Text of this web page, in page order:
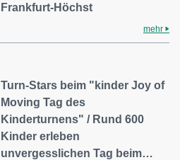
Frankfurt-Höchst
mehr
Turn-Stars beim "kinder Joy of
Moving Tag des
Kinderturnens" / Rund 600
Kinder erleben
unvergesslichen Tag beim…